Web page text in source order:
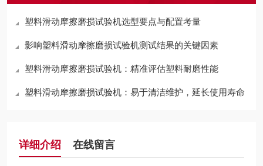
塑料滑动摩擦磨损试验机选型要点与配置考量
影响塑料滑动摩擦磨损试验机测试结果的关键因素
塑料滑动摩擦磨损试验机：精准评估塑料耐磨性能
塑料滑动摩擦磨损试验机：易于清洁维护，延长使用寿命
详细介绍 在线留言